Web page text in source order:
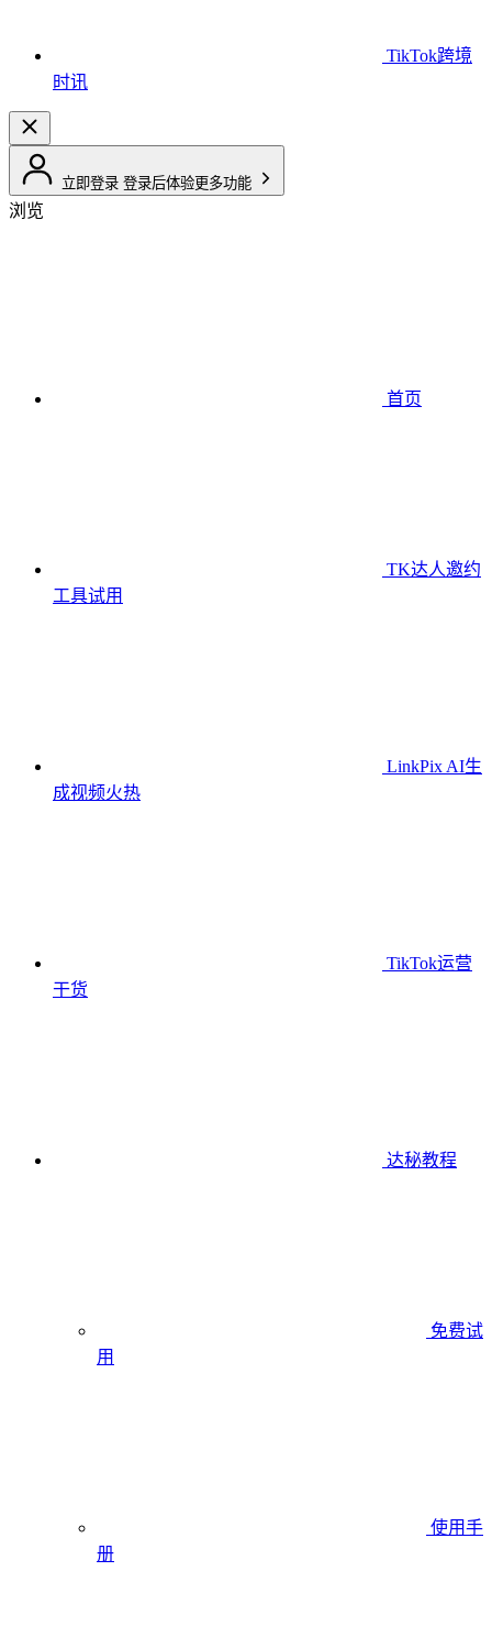
TikTok跨境
时讯
立即登录 登录后体验更多功能
浏览
首页
TK达人邀约
工具试用
LinkPix AI生
成视频火热
TikTok运营
干货
达秘教程
免费试
用
使用手
册